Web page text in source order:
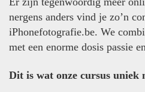
nergens anders vind je zo’n
iPhonefotografie.be. We
met een enorme dosis passie
Dit is wat onze cursus uniek